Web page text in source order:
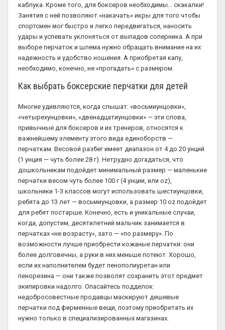
каблука. Кроме того, для боксеров необходимы… скакалки!
Занятия с ней позволяют «накачать» икры для того чтобы
спортсмен мог быстро и легко передвигаться, наносить
удары и успевать уклоняться от выпадов соперника. А при
выборе перчаток и шлема нужно обращать внимание на их
надежность и удобство ношения. А приобретая капу,
необходимо, конечно, не «прогадать» с размером.
Как выбрать боксерские перчатки для детей
Многие удивляются, когда слышат: «восьмиунцовки»,
«четырехунцовки», «двенадцатиунцовки» — эти слова,
привычные для боксеров и их тренеров, относятся к
важнейшему элементу этого вида единоборств —
перчаткам. Весовой разбег имеет диапазон от 4 до 20 унций
(1 унция — чуть более 28 г). Нетрудно догадаться, что
дошкольникам подойдет минимальный размер — маленькие
перчатки весом чуть более 100 г (4 унции, или oz),
школьники 1-3 классов могут использовать шестиунцовки,
ребята до 13 лет — восьмиунцовки, а размер 10 oz подойдет
для ребят постарше. Конечно, есть и уникальные случаи,
когда, допустим, десятилетний мальчик занимается в
перчатках «не возрасту», зато — «по размеру». По
возможности лучше приобрести кожаные перчатки: они
более долговечны, а руки в них меньше потеют. Хорошо,
если их наполнителем будет пенополиуретан или
пенорезина — они также позволят сохранить этот предмет
экипировки надолго. Опасайтесь подделок:
недобросовестные продавцы маскируют дешевые
перчатки под фирменные вещи, поэтому приобретать их
нужно только в специализированных магазинах.